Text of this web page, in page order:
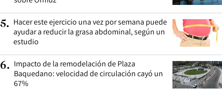
5. Hacer este ejercicio una vez por semana puede
ayudar a reducir la grasa abdominal, según un
estudio
6. Impacto de la remodelación de Plaza
Baquedano: velocidad de circulación cayó un
67%